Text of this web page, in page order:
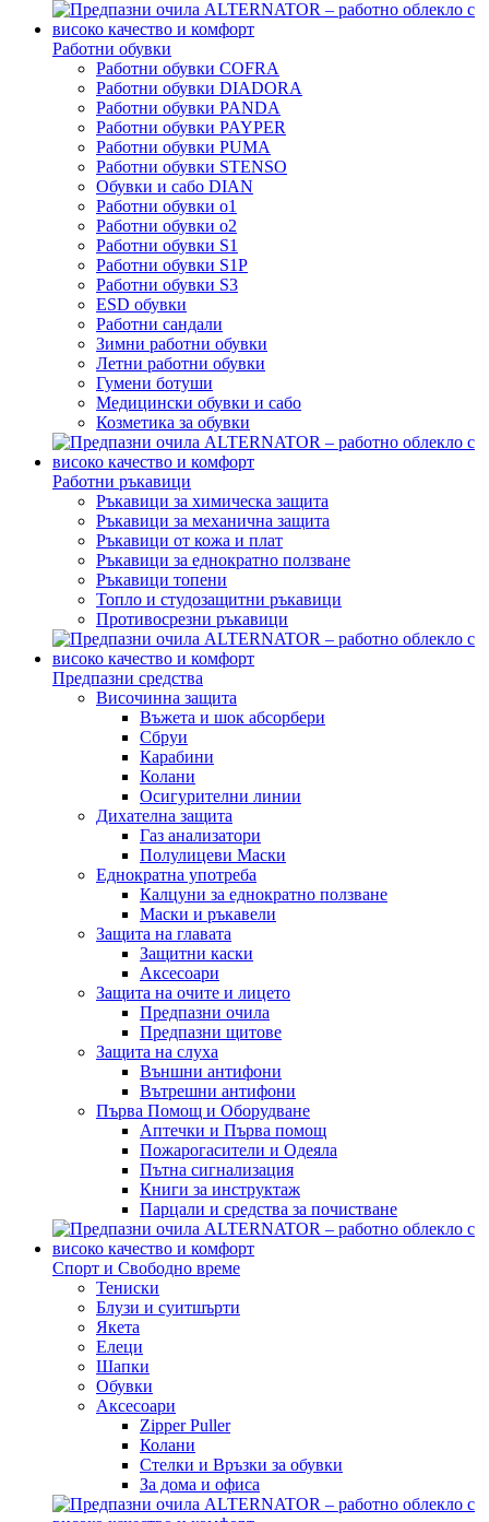
Работни обувки
Работни обувки COFRA
Работни обувки DIADORA
Работни обувки PANDA
Работни обувки PAYPER
Работни обувки PUMA
Работни обувки STENSO
Обувки и сабо DIAN
Работни обувки o1
Работни обувки o2
Работни обувки S1
Работни обувки S1P
Работни обувки S3
ESD обувки
Работни сандали
Зимни работни обувки
Летни работни обувки
Гумени ботуши
Медицински обувки и сабо
Козметика за обувки
Работни ръкавици
Ръкавици за химическа защита
Ръкавици за механична защита
Ръкавици от кожа и плат
Ръкавици за еднократно ползване
Ръкавици топени
Топло и студозащитни ръкавици
Противосрезни ръкавици
Предпазни средства
Височинна защита
Въжета и шок абсорбери
Сбруи
Карабини
Колани
Осигурителни линии
Дихателна защита
Газ анализатори
Полулицеви Маски
Еднократна употреба
Калцуни за еднократно ползване
Маски и ръкавели
Защита на главата
Защитни каски
Аксесоари
Защита на очите и лицето
Предпазни очила
Предпазни щитове
Защита на слуха
Външни антифони
Вътрешни антифони
Първа Помощ и Оборудване
Аптечки и Първа помощ
Пожарогасители и Одеяла
Пътна сигнализация
Книги за инструктаж
Парцали и средства за почистване
Спорт и Свободно време
Тениски
Блузи и суитшърти
Якета
Елеци
Шапки
Обувки
Аксесоари
Zipper Puller
Колани
Стелки и Връзки за обувки
За дома и офиса